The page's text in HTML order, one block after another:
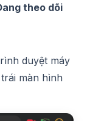
theo dõi
duyệt máy
màn hình